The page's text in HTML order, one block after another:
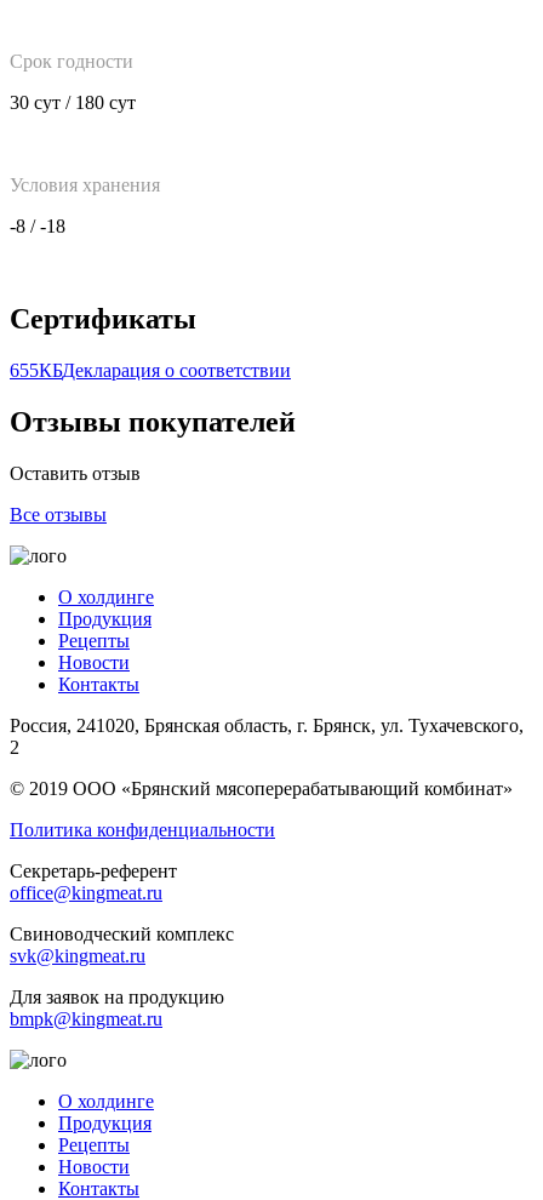
Срок годности
30 сут / 180 сут
Условия хранения
-8 / -18
Сертификаты
655КБДекларация о соответствии
Отзывы покупателей
Оставить отзыв
Все отзывы
О холдинге
Продукция
Рецепты
Новости
Контакты
Россия, 241020, Брянская область, г. Брянск, ул. Тухачевского,
2
© 2019 ООО «Брянский мясоперерабатывающий комбинат»
Политика конфиденциальности
Секретарь-референт
office@kingmeat.ru
Свиноводческий комплекс
svk@kingmeat.ru
Для заявок на продукцию
bmpk@kingmeat.ru
О холдинге
Продукция
Рецепты
Новости
Контакты